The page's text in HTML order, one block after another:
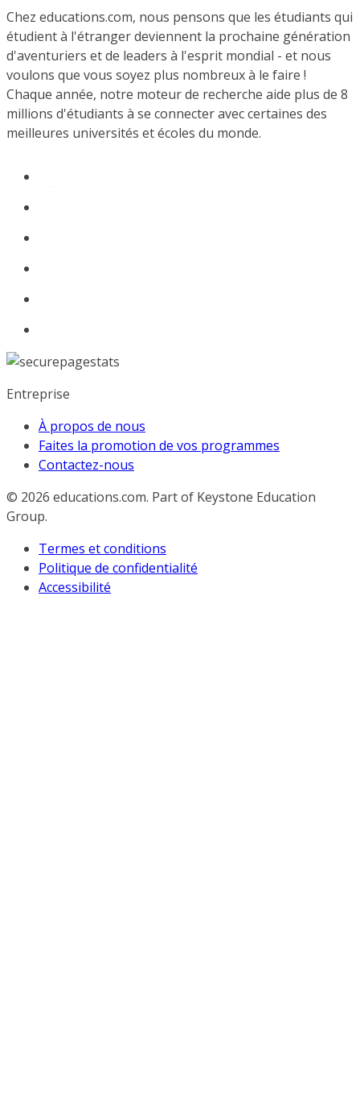
Chez educations.com, nous pensons que les étudiants qui
étudient à l'étranger deviennent la prochaine génération
d'aventuriers et de leaders à l'esprit mondial - et nous
voulons que vous soyez plus nombreux à le faire !
Chaque année, notre moteur de recherche aide plus de 8
millions d'étudiants à se connecter avec certaines des
meilleures universités et écoles du monde.
Entreprise
À propos de nous
Faites la promotion de vos programmes
Contactez-nous
© 2026 educations.com. Part of Keystone Education
Group.
Termes et conditions
Politique de confidentialité
Accessibilité